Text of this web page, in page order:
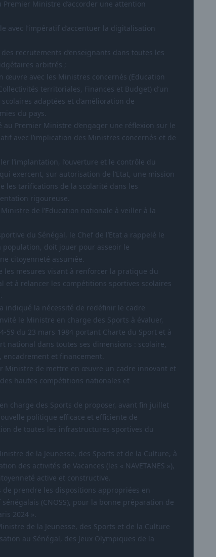
Premier Ministre d’accorder une attention
avec l’impératif d’accentuer la digitalisation
recrutements d’enseignants dans toutes les
arbitrés ;
œuvre avec les Ministres concernés (Education
territoriales, Finances et Budget) d’un
adaptées et d’amélioration de
du pays.
Premier Ministre d’engager une réflexion sur le
avec l’implication des Ministres concernés et de
l’implantation, l’ouverture et le contrôle du
exercent, sur autorisation de l’Etat, une mission
les tarifications de la scolarité dans les
rigoureuse.
de l’Education nationale à veiller à la
du Sénégal, le Chef de l’Etat a rappelé le
doit jouer pour asseoir le
citoyenneté assumée.
mesures visant à renforcer la pratique du
et à relancer les compétitions sportives scolaires
indiqué la nécessité de redéfinir le cadre
le Ministre en charge des Sports à évaluer,
59 du 23 mars 1984 portant Charte du Sport et à
national dans toutes ses dimensions : scolaire,
et financement.
Ministre de mettre en œuvre un cadre innovant et
hautes compétitions nationales et
charge des Sports de proposer, avant fin juillet
politique efficace et efficiente de
de toutes les infrastructures sportives du
de la Jeunesse, des Sports et de la Culture, à
des activités de Vacances (les « NAVETANES »),
active et constructive.
prendre les dispositions appropriées en
(CNOSS), pour la bonne préparation de
2024 ».
de la Jeunesse, des Sports et de la Culture
au Sénégal, des Jeux Olympiques de la